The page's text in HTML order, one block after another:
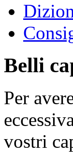
Belli
Per
vostri